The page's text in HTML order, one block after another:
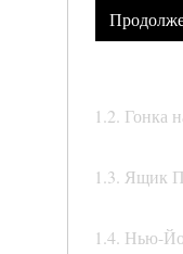
1.2. Гонка
1.3. Ящик
1.4. Нью-